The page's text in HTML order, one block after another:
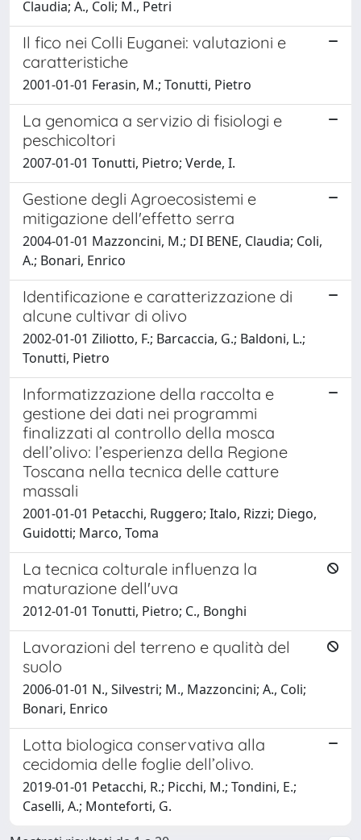
Claudia; A., Coli; M., Petri
Il fico nei Colli Euganei: valutazioni e
caratteristiche
2001-01-01 Ferasin, M.; Tonutti, Pietro
La genomica a servizio di fisiologi e
peschicoltori
2007-01-01 Tonutti, Pietro; Verde, I.
Gestione degli Agroecosistemi e
mitigazione dell'effetto serra
2004-01-01 Mazzoncini, M.; DI BENE, Claudia; Coli,
A.; Bonari, Enrico
Identificazione e caratterizzazione di
alcune cultivar di olivo
2002-01-01 Ziliotto, F.; Barcaccia, G.; Baldoni, L.;
Tonutti, Pietro
Informatizzazione della raccolta e
gestione dei dati nei programmi
finalizzati al controllo della mosca
dell’olivo: l’esperienza della Regione
Toscana nella tecnica delle catture
massali
2001-01-01 Petacchi, Ruggero; Italo, Rizzi; Diego,
Guidotti; Marco, Toma
La tecnica colturale influenza la
maturazione dell'uva
2012-01-01 Tonutti, Pietro; C., Bonghi
Lavorazioni del terreno e qualità del
suolo
2006-01-01 N., Silvestri; M., Mazzoncini; A., Coli;
Bonari, Enrico
Lotta biologica conservativa alla
cecidomia delle foglie dell’olivo.
2019-01-01 Petacchi, R.; Picchi, M.; Tondini, E.;
Caselli, A.; Monteforti, G.